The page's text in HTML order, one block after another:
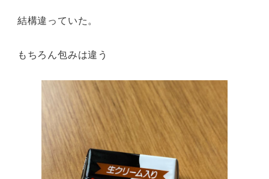
結構違っていた。
もちろん包みは違う